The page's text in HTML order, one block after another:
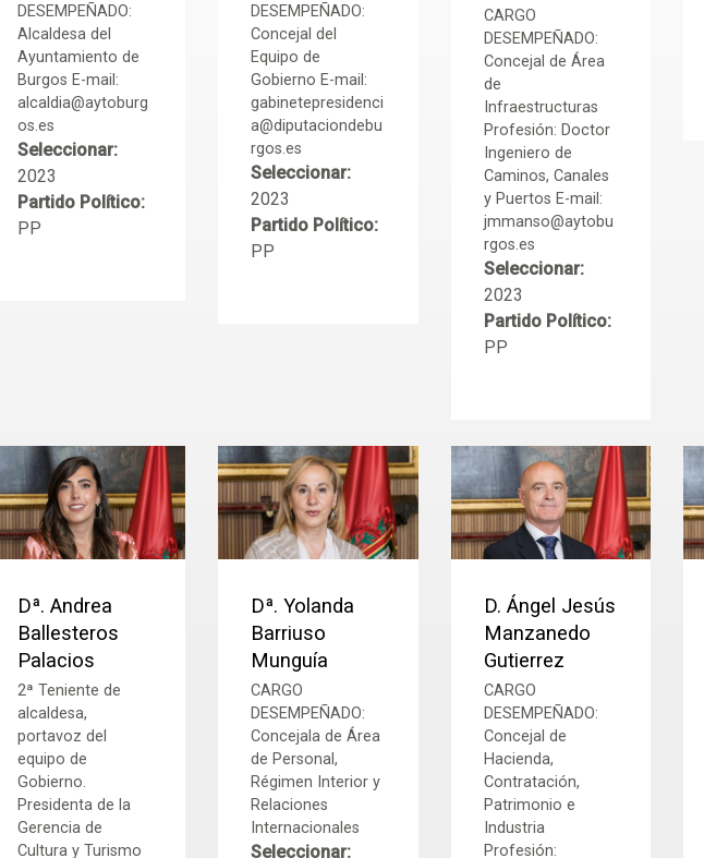
DESEMPEÑADO:
Alcaldesa del
Ayuntamiento de
Burgos E-mail:
alcaldia@aytoburg
os.es
Seleccionar:
2023
Partido Político:
PP
DESEMPEÑADO:
Concejal del
Equipo de
Gobierno E-mail:
gabinetepresidenci
a@diputaciondebu
rgos.es
Seleccionar:
2023
Partido Político:
PP
CARGO
DESEMPEÑADO:
Concejal de Área
de
Infraestructuras
Profesión: Doctor
Ingeniero de
Caminos, Canales
y Puertos E-mail:
jmmanso@aytobu
rgos.es
Seleccionar:
2023
Partido Político:
PP
Dª. Andrea
Ballesteros
Palacios
2ª Teniente de
alcaldesa,
portavoz del
equipo de
Gobierno.
Presidenta de la
Gerencia de
Cultura y Turismo
Dª. Yolanda
Barriuso
Munguía
CARGO
DESEMPEÑADO:
Concejala de Área
de Personal,
Régimen Interior y
Relaciones
Internacionales
Seleccionar:
D. Ángel Jesús
Manzanedo
Gutierrez
CARGO
DESEMPEÑADO:
Concejal de
Hacienda,
Contratación,
Patrimonio e
Industria
Profesión: